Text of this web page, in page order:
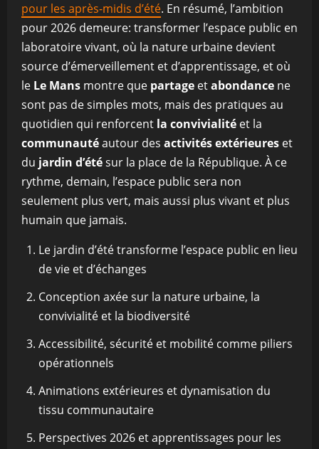
pour les après-midis d’été. En résumé, l’ambition
pour 2026 demeure: transformer l’espace public en
laboratoire vivant, où la nature urbaine devient
source d’émerveillement et d’apprentissage, et où
le Le Mans montre que partage etabondance ne
sont pas de simples mots, mais des pratiques au
quotidien qui renforcent la convivialité et la
communautéautour des activités extérieures et
du jardin d’étésur la place de la République. À ce
rythme, demain, l’espace public sera non
seulement plus vert, mais aussi plus vivant et plus
humain que jamais.
Le jardin d’été transforme l’espace public en lieu
de vie et d’échanges
Conception axée sur la nature urbaine, la
convivialité et la biodiversité
Accessibilité, sécurité et mobilité comme piliers
opérationnels
Animations extérieures et dynamisation du
tissu communautaire
Perspectives 2026 et apprentissages pour les